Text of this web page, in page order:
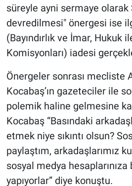
süreyle ayni sermaye olarak
devredilmesi" önergesi ise
(Bayındırlık ve İmar, Hukuk
Komisyonları) iadesi
Önergeler sonrası mecliste
Kocabaş’ın gazeteciler ile
polemik haline gelmesine
Kocabaş “Basındaki
etmek niye sıkıntı olsun?
paylaştım, arkadaşlarımız
sosyal medya hesaplarınıza
yapıyorlar” diye konuştu.